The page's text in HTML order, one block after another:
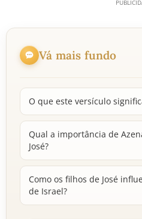
Vá mais fundo
O que este versículo
Qual a importância de
José?
Como os filhos de José
de Israel?